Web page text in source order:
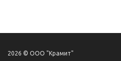
2026 © ООО "Крамит"